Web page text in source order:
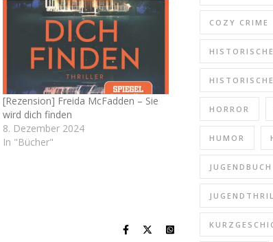
[Rezension] Freida McFadden – Sie
wird dich finden
8. Dezember 2024
In "Bücher"
COZY CRIME
HORROR
HUMOR
JUGENDBUCH